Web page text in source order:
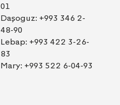
01
Daşoguz: +993 346 2-
48-90
Lebap: +993 422 3-26-
83
Mary: +993 522 6-04-93